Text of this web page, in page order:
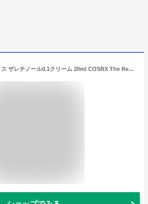
コスアールエックス ザレチノール0.1クリーム 20ml COSRX The Retinol 0.1 Cream 20ml 弾力ケア シワケア ハリケア ツルツル 毛穴 乾燥 毛穴ケア 小じわケア べたつかない 韓国コスメ 国内発送 送料無料